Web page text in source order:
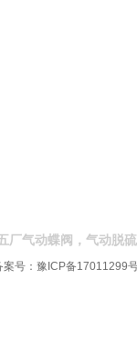
厂气动蝶阀，气动脱
案号： 豫ICP备17011299